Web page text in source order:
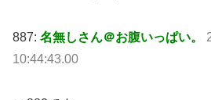
887: 名無しさん＠お腹いっぱい。
10:44:43.00